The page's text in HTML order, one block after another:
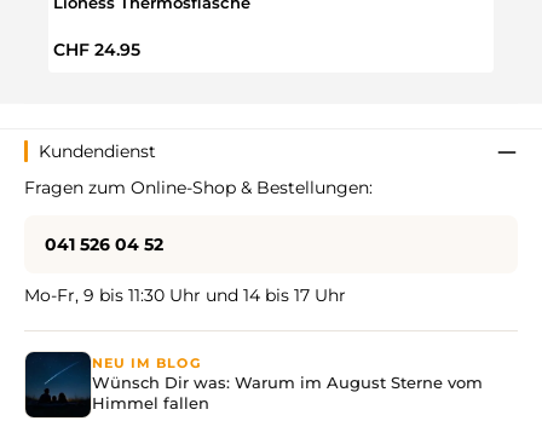
Regulärer Preis:
CHF 24.95
Kundendienst
Fragen zum Online-Shop & Bestellungen:
041 526 04 52
Mo-Fr, 9 bis 11:30 Uhr und 14 bis 17 Uhr
NEU IM BLOG
Wünsch Dir was: Warum im August Sterne vom
Himmel fallen